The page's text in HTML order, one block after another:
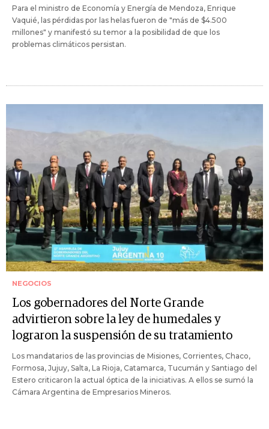
Para el ministro de Economía y Energía de Mendoza, Enrique
Vaquié, las pérdidas por las helas fueron de "más de $4.500
millones" y manifestó su temor a la posibilidad de que los
problemas climáticos persistan.
NEGOCIOS
Los gobernadores del Norte Grande
advirtieron sobre la ley de humedales y
lograron la suspensión de su tratamiento
Los mandatarios de las provincias de Misiones, Corrientes, Chaco,
Formosa, Jujuy, Salta, La Rioja, Catamarca, Tucumán y Santiago del
Estero criticaron la actual óptica de la iniciativas. A ellos se sumó la
Cámara Argentina de Empresarios Mineros.